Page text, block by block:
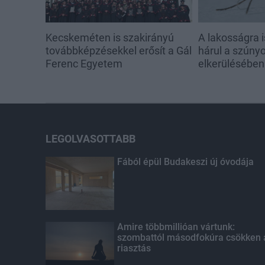
Kecskeméten is szakirányú
továbbképzésekkel erősít a Gál
Ferenc Egyetem
A lakosságra
hárul a
elkerülésében
LEGOLVASOTTABB
Fából épül Budakeszi új óvodája
Amire többmillióan vártunk:
szombattól másodfokúra csökken
riasztás